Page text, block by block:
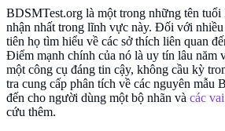
BDSMTest.org là một trong những tên
nhận nhất trong lĩnh vực này. Đối với
tiên họ tìm hiểu về các sở thích liên quan
Điểm mạnh chính của nó là uy tín lâu năm
một công cụ đáng tin cậy, không cầu kỳ
tra cung cấp phân tích về các nguyên mẫu
đến cho người dùng một bộ nhãn và các
cứu thêm.